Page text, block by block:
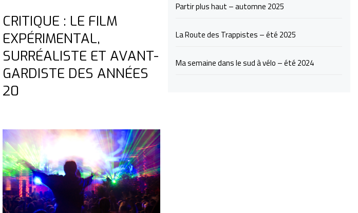
CRITIQUE : LE FILM
EXPÉRIMENTAL,
SURRÉALISTE ET AVANT-
GARDISTE DES ANNÉES
20
Partir plus haut – automne 2025
La Route des Trappistes – été 2025
Ma semaine dans le sud à vélo – été 2024